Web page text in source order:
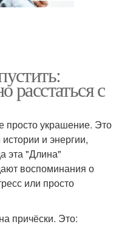
расстаться с
просто украшение. Это
и энергии,
эта "Длина"
воспоминания о
или просто
причёски. Это: